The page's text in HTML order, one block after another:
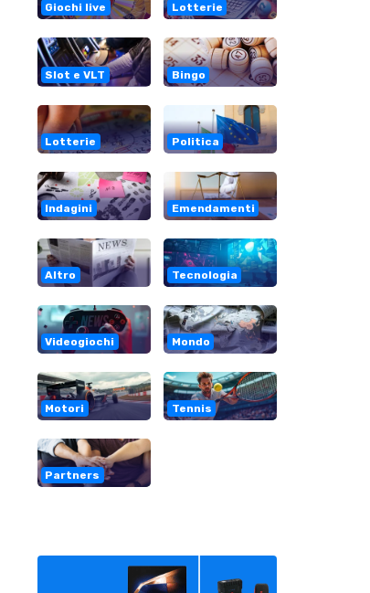
Giochi live Lotterie
Slot e VLT Bingo
Lotterie Politica
Indagini Emendamenti
Altro Tecnologia
Videogiochi Mondo
Motori Tennis
Partners